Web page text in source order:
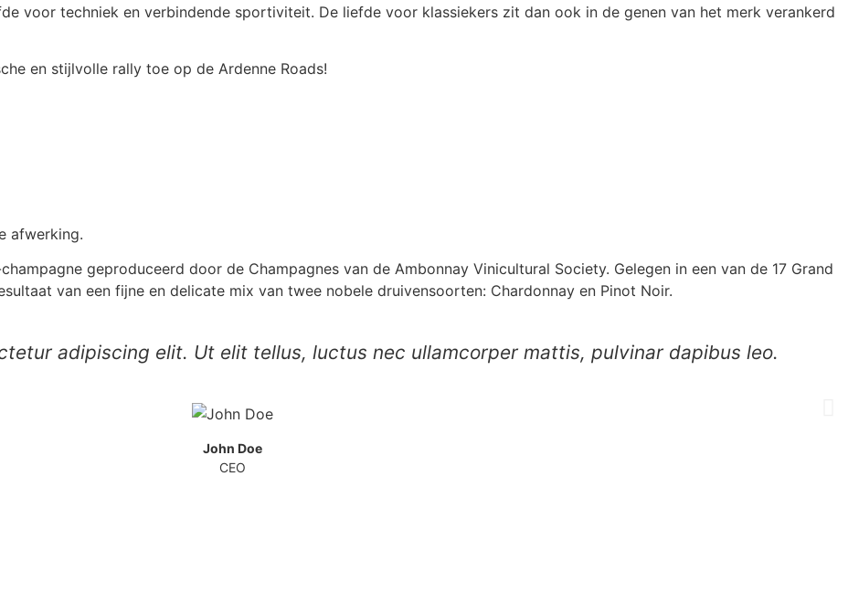
voor techniek en verbindende sportiviteit. De liefde voor klassiekers zit dan ook in de genen van het merk verankerd
en stijlvolle rally toe op de Ardenne Roads!
afwerking.
champagne geproduceerd door de Champagnes van de Ambonnay Vinicultural Society. Gelegen in een van de 17 Grand
van een fijne en delicate mix van twee nobele druivensoorten: Chardonnay en Pinot Noir.
adipiscing elit. Ut elit tellus, luctus nec ullamcorper mattis, pulvinar dapibus leo.
John Doe
CEO